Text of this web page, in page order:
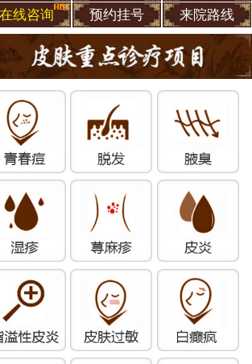
在线咨询 预约挂号 来院路线